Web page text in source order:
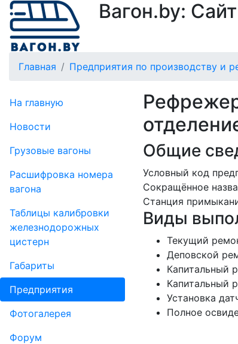
Вагон.by:
Главная Предприятия по производству и
На главную
Новости
Грузовые вагоны
Рас­шифров­ка номера
вагона
Таблицы калибровки
же­лезно­дорожных
цистерн
Габариты
Пред­прия­тия
Фо­то­га­ле­рея
Форум
Общие
Условный код
Сокращённое
Станция
Виды
Текущий
Деповской
Капитальный
Капитальный
Установка
Полное